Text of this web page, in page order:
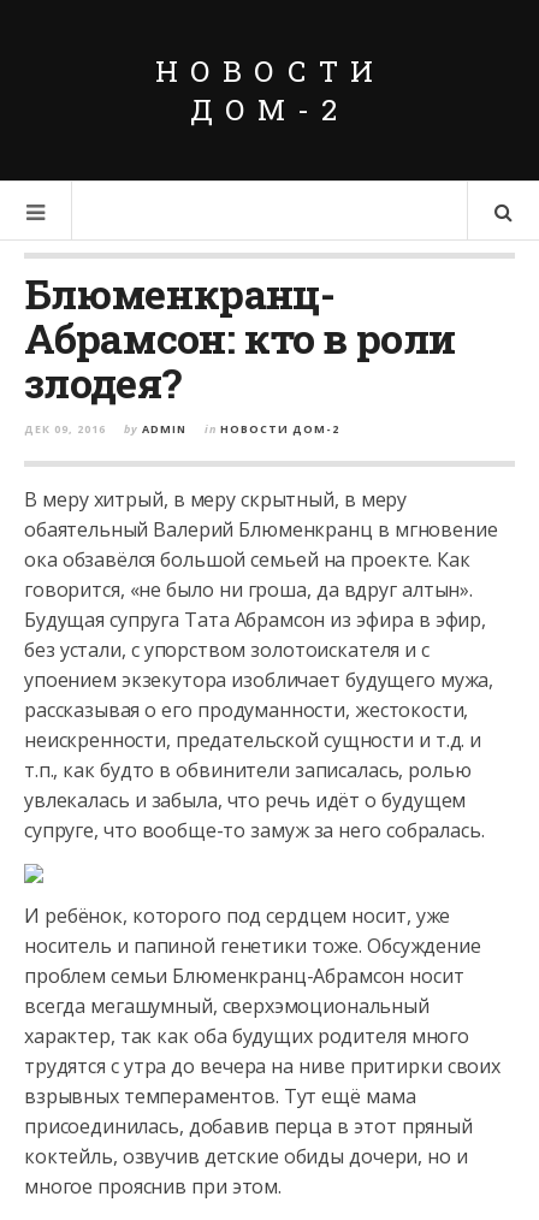
НОВОСТИ
ДОМ-2
Блюменкранц-
Абрамсон: кто в роли
злодея?
ДЕК 09, 2016 by ADMIN in НОВОСТИ ДОМ-2
В меру хитрый, в меру скрытный, в меру
обаятельный Валерий Блюменкранц в мгновение
ока обзавёлся большой семьей на проекте. Как
говорится, «не было ни гроша, да вдруг алтын».
Будущая супруга Тата Абрамсон из эфира в эфир,
без устали, с упорством золотоискателя и с
упоением экзекутора изобличает будущего мужа,
рассказывая о его продуманности, жестокости,
неискренности, предательской сущности и т.д. и
т.п., как будто в обвинители записалась, ролью
увлекалась и забыла, что речь идёт о будущем
супруге, что вообще-то замуж за него собралась.
И ребёнок, которого под сердцем носит, уже
носитель и папиной генетики тоже. Обсуждение
проблем семьи Блюменкранц-Абрамсон носит
всегда мегашумный, сверхэмоциональный
характер, так как оба будущих родителя много
трудятся с утра до вечера на ниве притирки своих
взрывных темпераментов. Тут ещё мама
присоединилась, добавив перца в этот пряный
коктейль, озвучив детские обиды дочери, но и
многое прояснив при этом.